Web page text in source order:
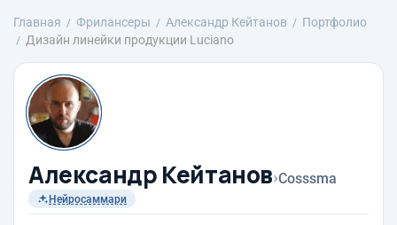
Главная Фрилансеры Александр Кейтанов
Портфолио
Дизайн линейки продукции Luciano
Александр Кейтанов›Cosssma
Нейросаммари